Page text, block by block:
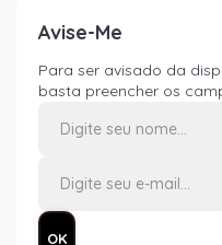
Avise-Me
Para ser avisado da
basta preencher os